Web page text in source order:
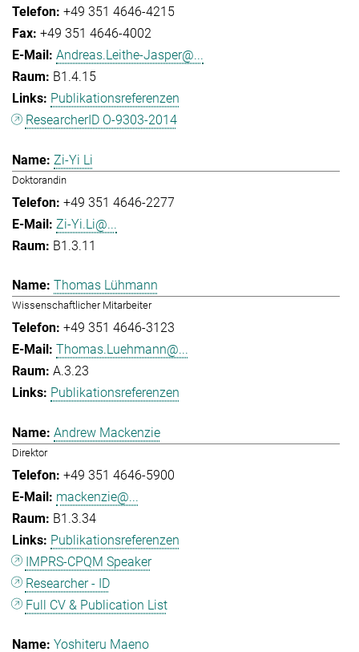
+49 351 4646-4215
+49 351 4646-4002
Andreas.Leithe-Jasper@...
B1.4.15
Publikationsreferenzen
ResearcherID O-9303-2014
Zi-Yi Li
Doktorandin
+49 351 4646-2277
Zi-Yi.Li@...
B1.3.11
Thomas Lühmann
Wissenschaftlicher Mitarbeiter
+49 351 4646-3123
Thomas.Luehmann@...
A.3.23
Publikationsreferenzen
Andrew Mackenzie
Direktor
+49 351 4646-5900
mackenzie@...
B1.3.34
Publikationsreferenzen
IMPRS-CPQM Speaker
Researcher - ID
Full CV & Publication List
Yoshiteru Maeno